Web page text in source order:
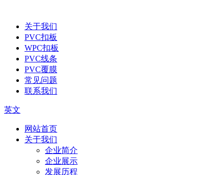
关于我们
PVC扣板
WPC扣板
PVC线条
PVC覆膜
常见问题
联系我们
英文
网站首页
关于我们
企业简介
企业展示
发展历程